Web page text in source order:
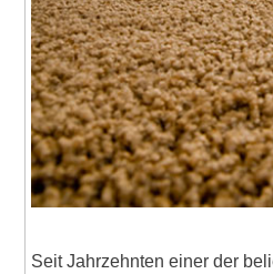
Seit Jahrzehnten einer der